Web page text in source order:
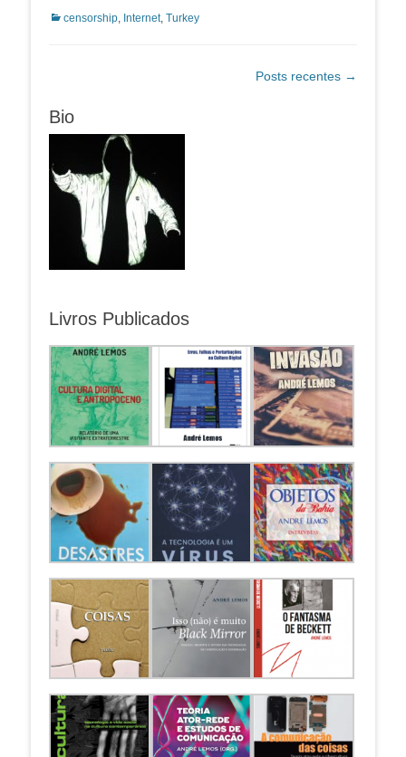
Categorias:
censorship, Internet, Turkey
posts
Posts recentes →
Bio
Livros Publicados